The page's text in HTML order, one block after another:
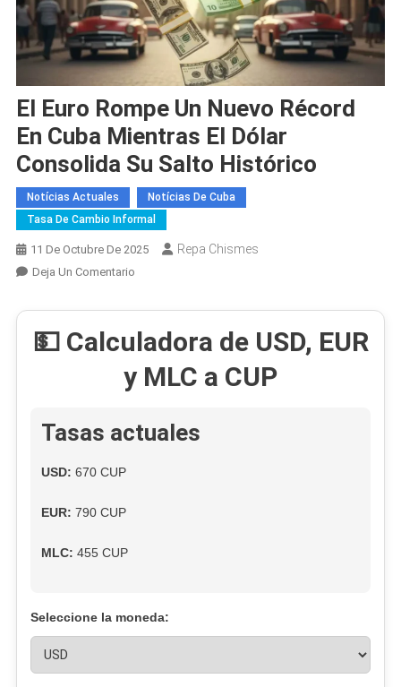
El Euro Rompe Un Nuevo Récord
En Cuba Mientras El Dólar
Consolida Su Salto Histórico
Notícias Actuales
Notícias De Cuba
Tasa De Cambio Informal
11 De Octubre De 2025 Repa Chismes
Deja Un ComentarioEn
Euro
Rompe
Un
Nuevo
Cuba
💵 Calculadora de USD, EUR
y MLC a CUP
Tasas actuales
USD: 670 CUP
EUR: 790 CUP
MLC: 455 CUP
Seleccione la moneda: